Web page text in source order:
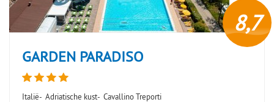
8,7
GARDEN PARADISO
Italië- Adriatische kust- Cavallino Treporti